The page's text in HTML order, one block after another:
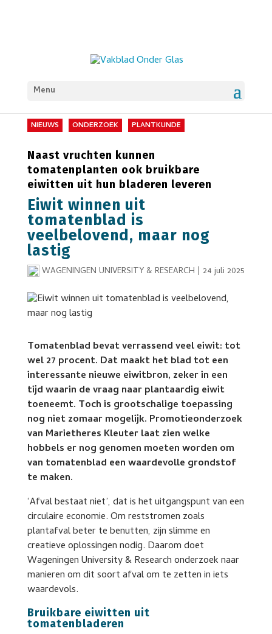
Menu
NIEUWS ONDERZOEK PLANTKUNDE
Naast vruchten kunnen
tomatenplanten ook bruikbare
eiwitten uit hun bladeren leveren
Eiwit winnen uit
tomatenblad is
veelbelovend, maar nog
lastig
WAGENINGEN UNIVERSITY & RESEARCH | 24 juli 2025
Tomatenblad bevat verrassend veel eiwit: tot
wel 27 procent. Dat maakt het blad tot een
interessante nieuwe eiwitbron, zeker in een
tijd waarin de vraag naar plantaardig eiwit
toeneemt. Toch is grootschalige toepassing
nog niet zomaar mogelijk. Promotieonderzoek
van Marietheres Kleuter laat zien welke
hobbels er nog genomen moeten worden om
van tomatenblad een waardevolle grondstof
te maken.
‘Afval bestaat niet’, dat is het uitgangspunt van een
circulaire economie. Om reststromen zoals
plantafval beter te benutten, zijn slimme en
creatieve oplossingen nodig. Daarom doet
Wageningen University & Research onderzoek naar
manieren om dit soort afval om te zetten in iets
waardevols.
Bruikbare eiwitten uit
tomatenbladeren